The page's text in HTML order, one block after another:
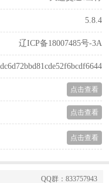
5.8.4
辽ICP备18007485号-3A
点击查看
点击查看
点击查看
QQ群：833757943